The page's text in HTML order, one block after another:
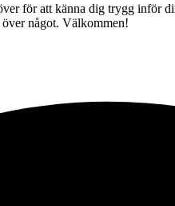
för att känna dig trygg
något. Välkommen!